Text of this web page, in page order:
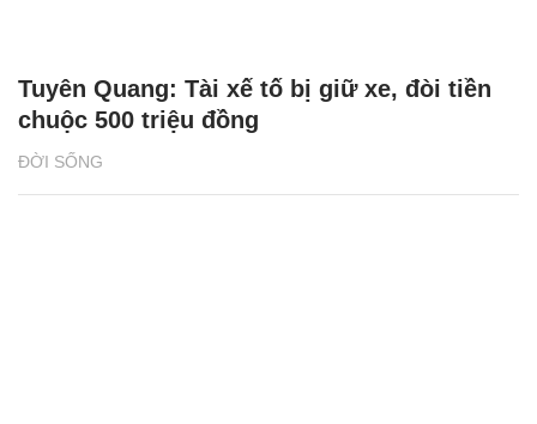
ĐỜI SỐNG
Tuyên Quang: Tài xế tố bị giữ xe, đòi tiền
chuộc 500 triệu đồng